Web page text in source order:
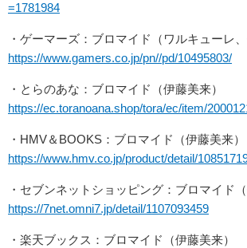
=1781984
・ゲーマーズ：ブロマイド（ワルキューレ、
https://www.gamers.co.jp/pn//pd/10495803/
・とらのあな：ブロマイド（伊藤美来）
https://ec.toranoana.shop/tora/ec/item/
・HMV＆BOOKS：ブロマイド（伊藤美来）
https://www.hmv.co.jp/product/detail/
・セブンネットショッピング：ブロマイド（
https://7net.omni7.jp/detail/1107093459
・楽天ブックス：ブロマイド（伊藤美来）